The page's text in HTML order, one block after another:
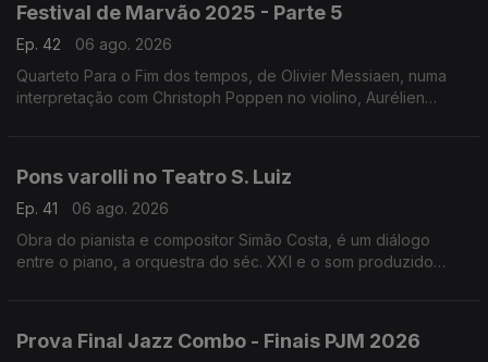
Festival de Marvão 2025 - Parte 5
Ep. 42
06 ago. 2026
Quarteto Para o Fim dos tempos, de Olivier Messiaen, numa
interpretação com Christoph Poppen no violino, Aurélien
Pons varolli no Teatro S. Luiz
Ep. 41
06 ago. 2026
Obra do pianista e compositor Simão Costa, é um diálogo
entre o piano, a orquestra do séc. XXI e o som produzido
Prova Final Jazz Combo - Finais PJM 2026